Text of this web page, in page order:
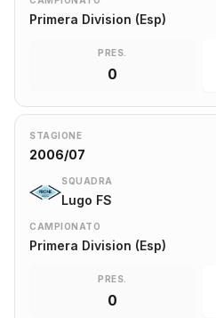
Primera Division (Esp)
PRES.
0
STAGIONE
2006/07
SQUADRA
Lugo FS
CAMPIONATO
Primera Division (Esp)
PRES.
0